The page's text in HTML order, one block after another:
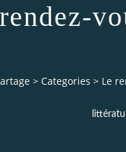
> Categories > Le